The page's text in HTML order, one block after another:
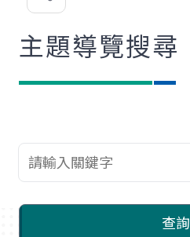
歡
主題導覽搜尋
查詢關鍵字
查詢